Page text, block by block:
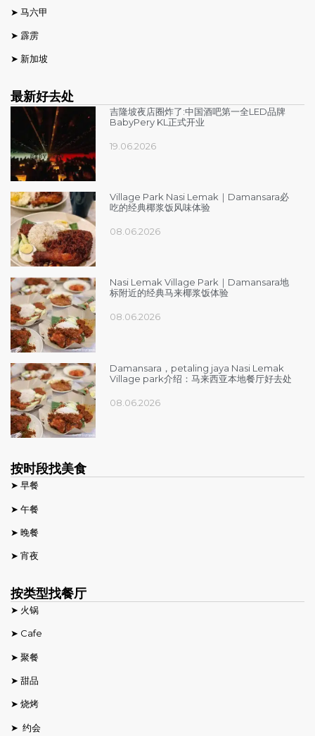
最新好去处
吉隆坡夜店圈炸了:中国酒吧第一全LED品牌
BabyPery KL正式开业
19.06.2026
Village Park Nasi Lemak｜Damansara必
吃的经典椰浆饭风味体验
08.06.2026
Nasi Lemak Village Park｜Damansara地
标附近的经典马来椰浆饭体验
08.06.2026
Damansara，petaling jaya Nasi Lemak
Village park介绍：马来西亚本地餐厅好去处
08.06.2026
按时段找美食
➤ 早餐
➤ 午餐
➤ 晚餐
➤ 宵夜
按类型找餐厅
➤ 马六甲
➤ 霹雳
➤ 新加坡
➤ 火锅
➤ Cafe
➤ 聚餐
➤ 甜品
➤ 烧烤
➤ 约会